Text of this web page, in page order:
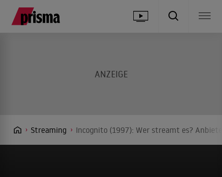
Streaming Incognito (1997): Wer streamt es?